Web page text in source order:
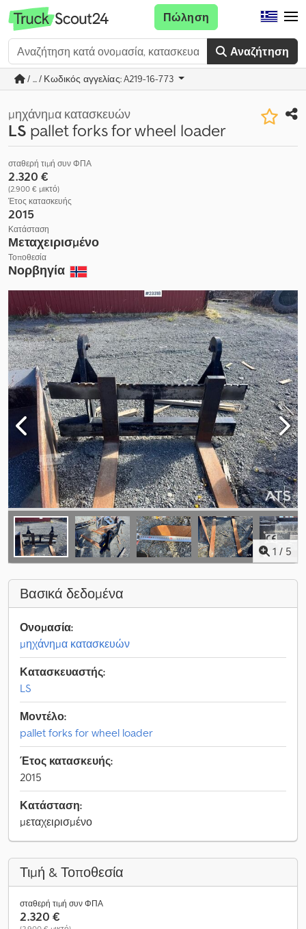
Αναζήτηση
Πώληση
/ ... / Κωδικός αγγελίας: A219-16-773
μηχάνημα κατασκευών
LS pallet forks for wheel loader
σταθερή τιμή συν ΦΠΑ
2.320 €
(2.900 € μικτό)
Έτος κατασκευής
2015
Κατάσταση
Μεταχειρισμένο
Τοποθεσία
Νορβηγία
1 / 5
Βασικά δεδομένα
Ονομασία:
μηχάνημα κατασκευών
Κατασκευαστής:
LS
Μοντέλο:
pallet forks for wheel loader
Έτος κατασκευής:
2015
Κατάσταση:
μεταχειρισμένο
Τιμή & Τοποθεσία
σταθερή τιμή συν ΦΠΑ
2.320 €